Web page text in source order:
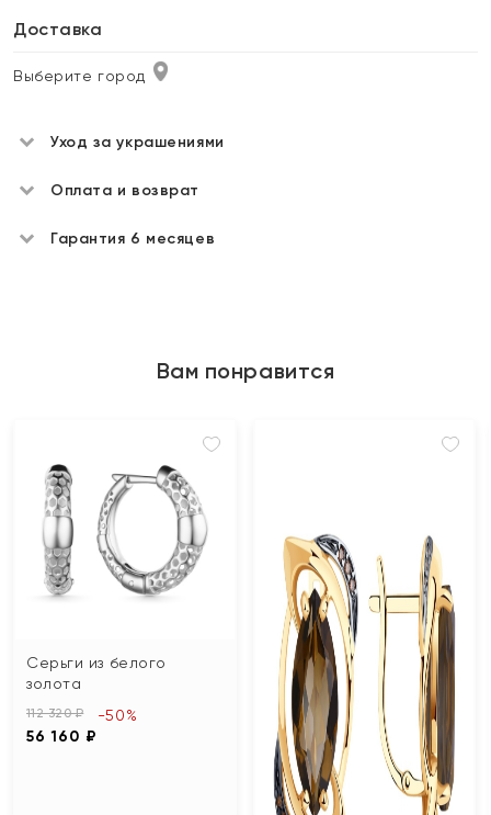
Доставка
Выберите город
Уход за украшениями
Оплата и возврат
Гарантия 6 месяцев
Вам понравится
Серьги из белого
золота
112 320 ₽
56 160 ₽
-50%